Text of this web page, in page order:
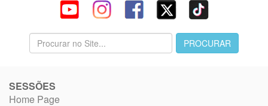
SESSÕES
Home Page